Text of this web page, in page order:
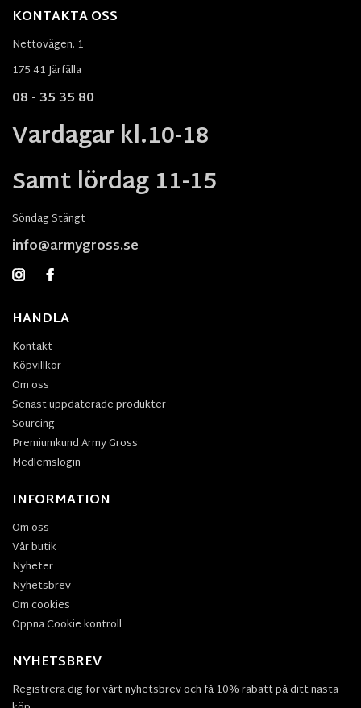
KONTAKTA OSS
Nettovägen. 1
175 41 Järfälla
08 - 35 35 80
Vardagar kl.10-18
Samt lördag 11-15
Söndag Stängt
info@armygross.se
HANDLA
Kontakt
Köpvillkor
Om oss
Senast uppdaterade produkter
Sourcing
Premiumkund Army Gross
Medlemslogin
INFORMATION
Om oss
Vår butik
Nyheter
Nyhetsbrev
Om cookies
Öppna Cookie kontroll
NYHETSBREV
Registrera dig för vårt nyhetsbrev och få 10% rabatt på ditt nästa